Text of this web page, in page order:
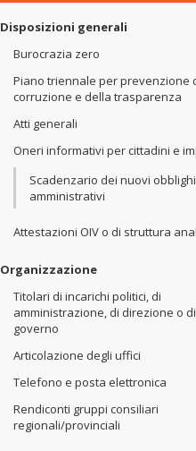
Disposizioni generali
Burocrazia zero
Piano triennale per prevenzione
corruzione e della trasparenza
Atti generali
Oneri informativi per cittadini e
Scadenzario dei nuovi obblighi
amministrativi
Attestazioni OIV o di struttura
Organizzazione
Titolari di incarichi politici, di
amministrazione, di direzione o di
governo
Articolazione degli uffici
Telefono e posta elettronica
Rendiconti gruppi consiliari
regionali/provinciali